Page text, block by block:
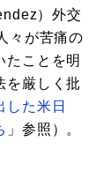
）外交
々が苦痛の
たことを明
を厳しく批
した米日
」参照）。